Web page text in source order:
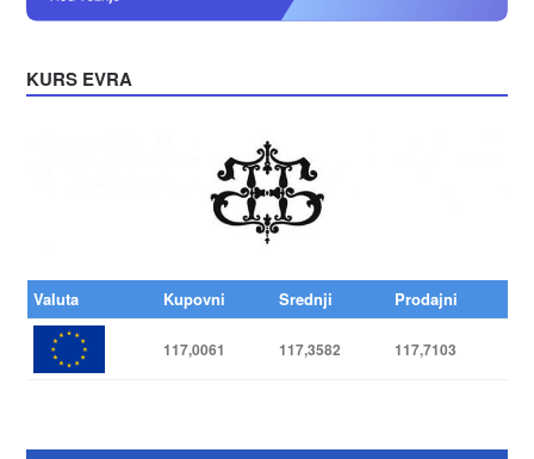
KURS EVRA
Valuta Kupovni Srednji Prodajni
117,0061 117,3582 117,7103